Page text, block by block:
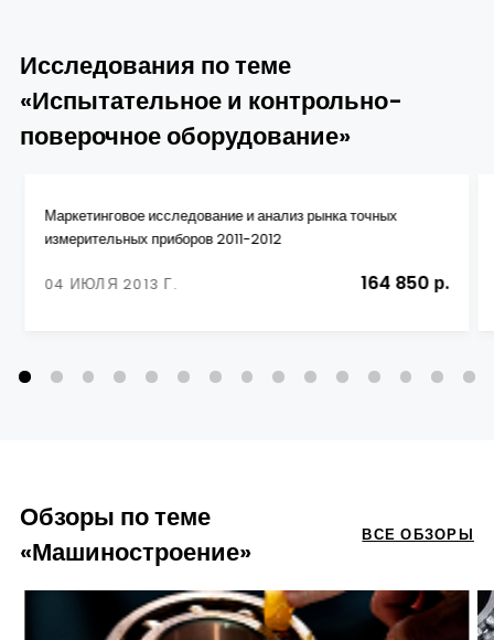
Исследования по теме
«Испытательное и контрольно-
поверочное оборудование»
Маркетинговое исследование и анализ рынка точных
измерительных приборов 2011-2012
04 ИЮЛЯ 2013 Г. 164 850 р.
Обзоры по теме
«Машиностроение»
ВСЕ ОБЗОРЫ